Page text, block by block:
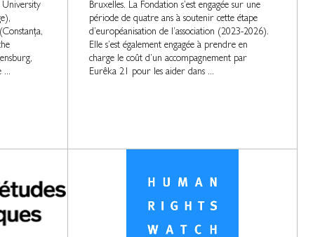
...
Bruxelles. La Fondation s’est engagée sur une
période de quatre ans à soutenir cette étape
d’européanisation de l’association (2023-2026).
Elle s’est également engagée à prendre en
charge le coût d’un accompagnement par
Eurêka 21 pour les aider dans ...